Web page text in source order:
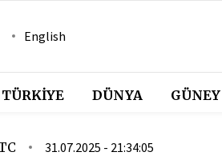
English
TÜRKIYE DÜNYA
31.07.2025 - 21:34:05